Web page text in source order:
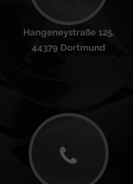
Hangeneystraße 125,
44379 Dortmund